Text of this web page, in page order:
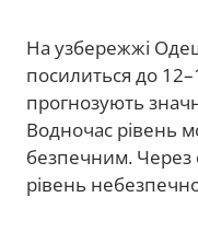
На узбережжі
посилиться до
прогнозують
Водночас рівень
безпечним. Через
рівень